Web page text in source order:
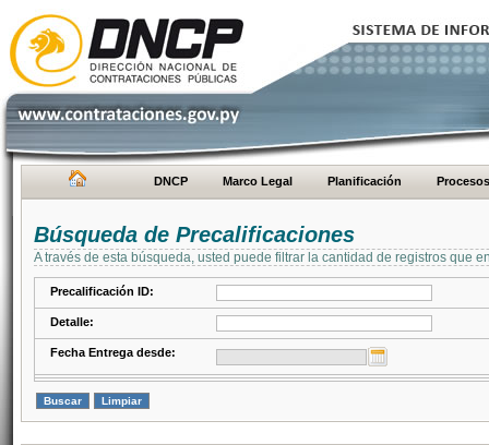
DNCP Marco Legal Planificación Procesos
Búsqueda de Precalificaciones
A través de esta búsqueda, usted puede filtrar la cantidad de registros que
Precalificación ID:
Detalle:
Fecha Entrega desde: